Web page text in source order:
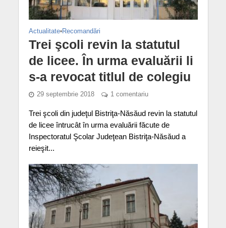
Actualitate•Recomandări
Trei şcoli revin la statutul
de licee. În urma evaluării li
s-a revocat titlul de colegiu
29 septembrie 2018 1 comentariu
Trei şcoli din judeţul Bistriţa-Năsăud revin la statutul
de licee întrucât în urma evaluării făcute de
Inspectoratul Şcolar Judeţean Bistriţa-Năsăud a
reieşit...